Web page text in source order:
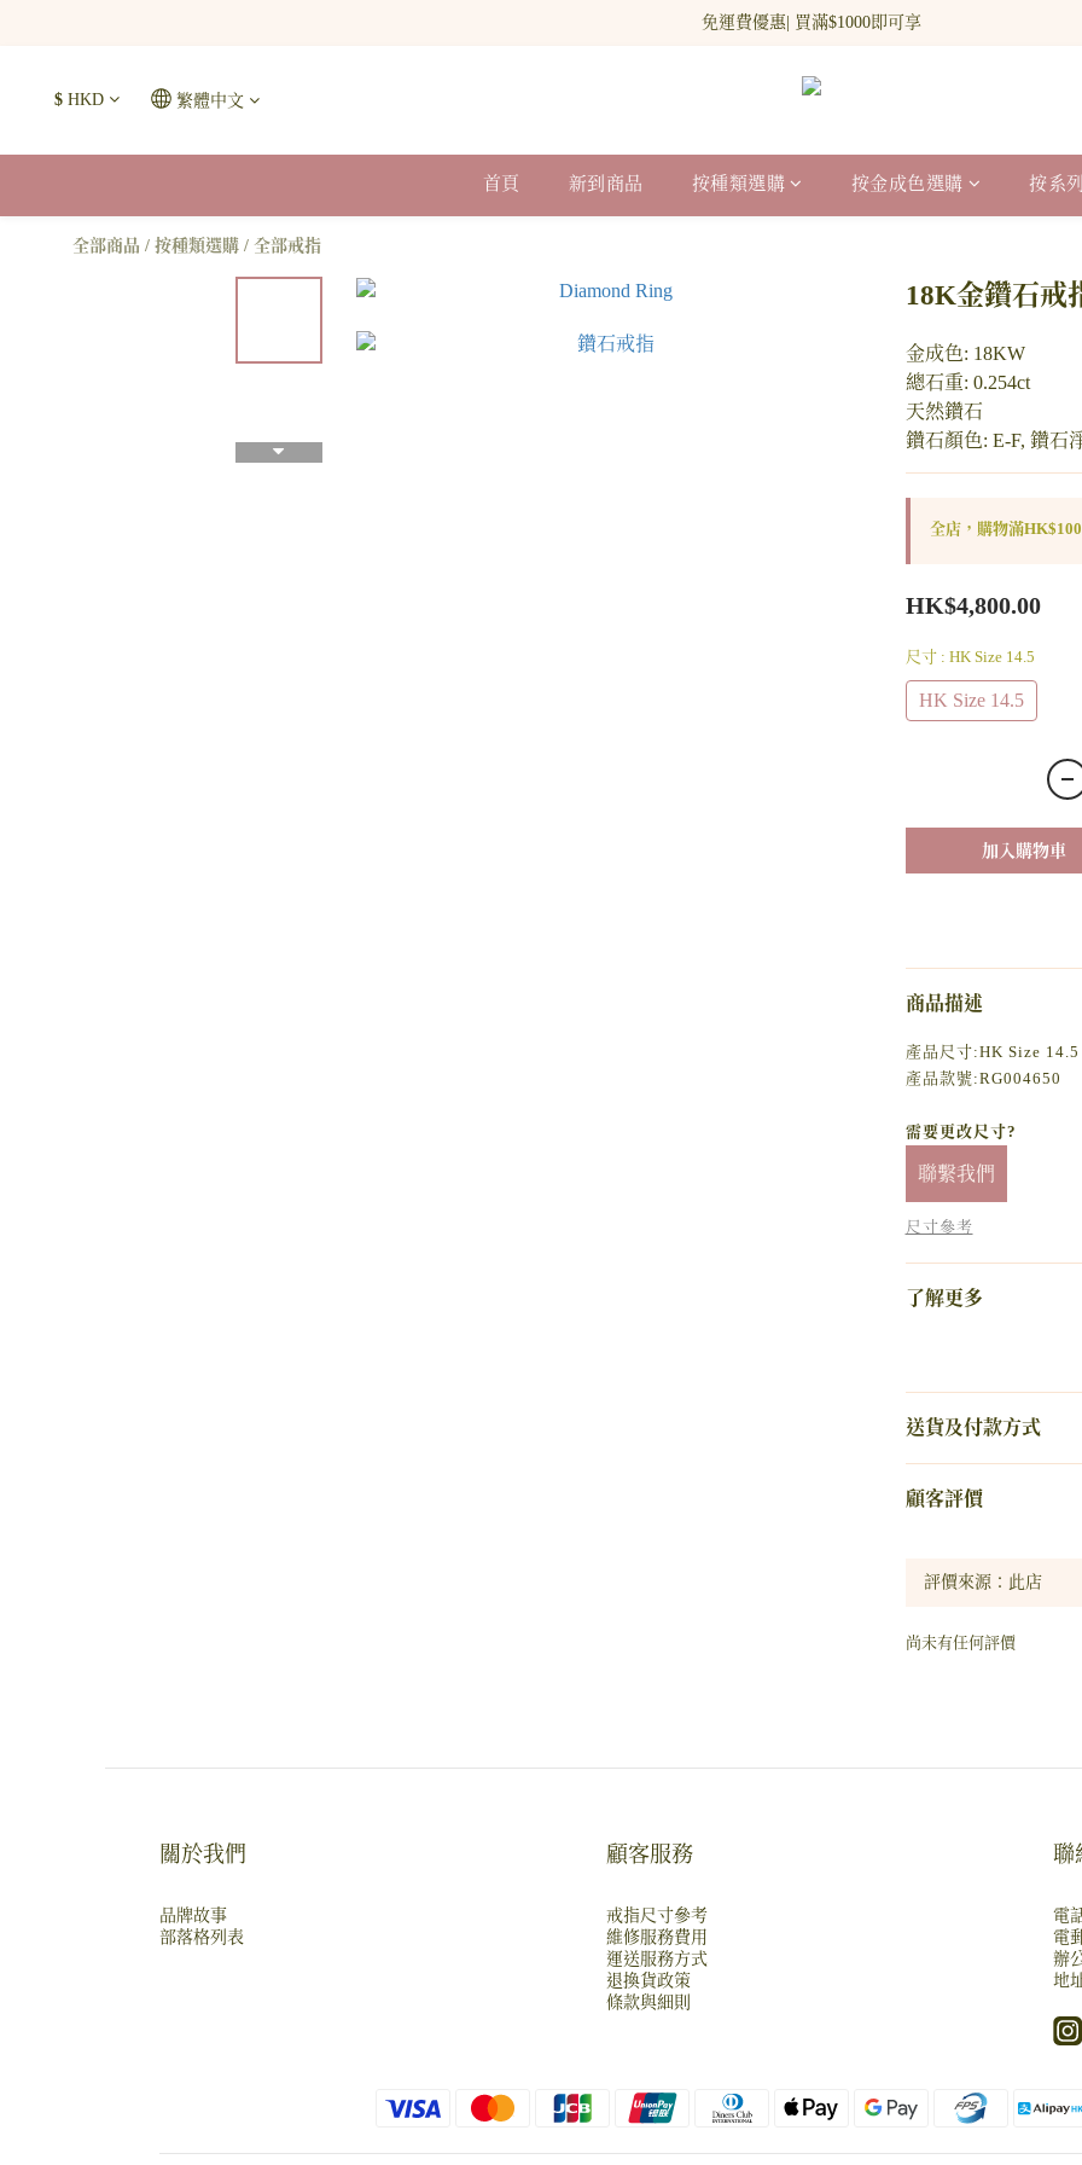
新網站會員登記 即贈$100 購物金!
免運費優惠| 買滿$1000即可享
$ HKD 繁體中文
首頁 新到商品 按種類選購 按金成色選購 按系
全部商品 / 按種類選購 / 全部戒指
18K金鑽石戒
金成色: 18KW
總石重: 0.254ct
天然鑽石
鑽石顏色: E-F, 鑽石
全店，購物滿
HK$4,800.00
尺寸 : HK Size 14.5
HK Size 14.5
加入購物車
商品描述
產品尺寸:HK Size 14.5
產品款號:RG004650
需要更改尺寸?
聯繫我們
尺寸參考
了解更多
送貨及付款方式
顧客評價
尚未有任何評價
關於我們
品牌故事
部落格列表
顧客服務
戒指尺寸參考
維修服務費用
運送服務方式
退換貨政策
條款與細則
聯
電
電
辦
地